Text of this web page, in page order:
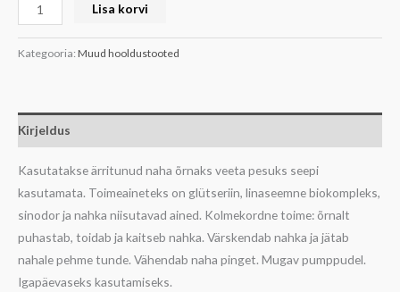
Lisa korvi
Kategooria: Muud hooldustooted
Kirjeldus
Kasutatakse ärritunud naha õrnaks veeta pesuks seepi
kasutamata. Toimeaineteks on glütseriin, linaseemne biokompleks,
sinodor ja nahka niisutavad ained. Kolmekordne toime: õrnalt
puhastab, toidab ja kaitseb nahka. Värskendab nahka ja jätab
nahale pehme tunde. Vähendab naha pinget. Mugav pumppudel.
Igapäevaseks kasutamiseks.